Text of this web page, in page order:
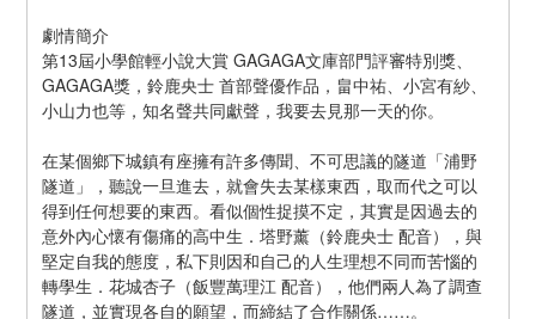
劇情簡介
第13屆小學館輕小說大賞 GAGAGA文庫部門評審特別獎、
GAGAGA獎，鈴鹿央士 首部聲優作品，畠中祐、小宮有紗、
小山力也等，知名聲共同獻聲，我要去見那一天的你。
在某個鄉下城鎮有座擁有許多傳聞、不可思議的隧道「浦野
隧道」，聽說一旦進去，就會失去某樣東西，取而代之可以
得到任何想要的東西。看似個性捉摸不定，其實是因過去的
意外內心懷有傷痛的高中生．塔野薰（鈴鹿央士 配音），與
堅定自我的態度，私下則因和自己的人生理想不同而苦惱的
轉學生．花城杏子（飯豐萬理江 配音），他們兩人為了調查
隧道，並實現各自的願望，而締結了合作關係……。